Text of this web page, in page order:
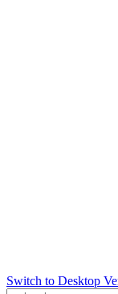
Switch to Desktop